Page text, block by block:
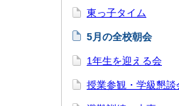
東っ子タイム
5月の全校朝会
1年生を迎える会
授業参観・学級懇談